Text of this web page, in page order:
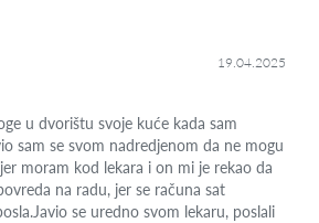
19.04.2025
u dvorištu svoje kuće kada sam
sam se svom nadredjenom da ne mogu
moram kod lekara i on mi je rekao da
na radu, jer se računa sat
se uredno svom lekaru, poslali